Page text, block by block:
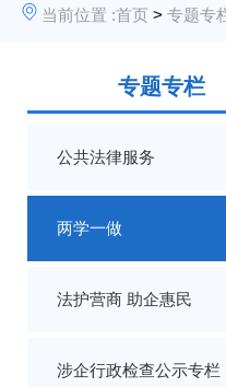
当前位置 :首页 > 专题专
专题专栏
公共法律服务
两学一做
法护营商 助企惠民
涉企行政检查公示专栏